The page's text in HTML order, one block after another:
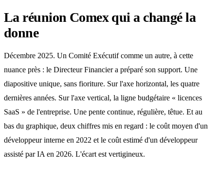
La réunion Comex qui a changé la
donne
Décembre 2025. Un Comité Exécutif comme un autre, à cette
nuance près : le Directeur Financier a préparé son support. Une
diapositive unique, sans fioriture. Sur l'axe horizontal, les quatre
dernières années. Sur l'axe vertical, la ligne budgétaire « licences
SaaS » de l'entreprise. Une pente continue, régulière, têtue. Et au
bas du graphique, deux chiffres mis en regard : le coût moyen d'un
développeur interne en 2022 et le coût estimé d'un développeur
assisté par IA en 2026. L'écart est vertigineux.